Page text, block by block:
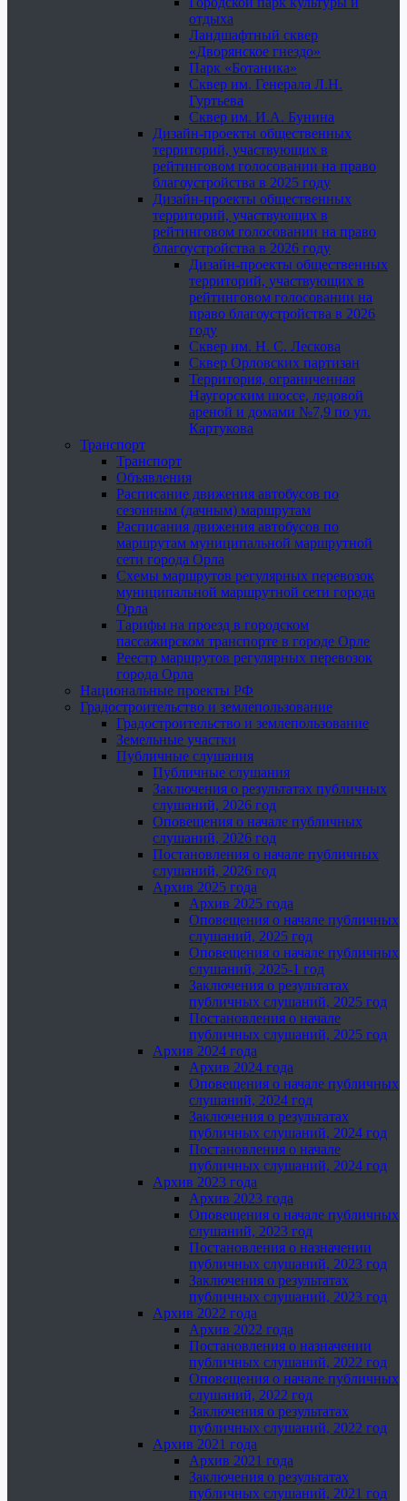
отдыха
Ландшафтный сквер
«Дворянское гнездо»
Парк «Ботаника»
Сквер им. Генерала Л.Н.
Гуртьева
Сквер им. И.А. Бунина
Дизайн-проекты общественных
территорий, участвующих в
рейтинговом голосовании на право
благоустройства в 2025 году
Дизайн-проекты общественных
территорий, участвующих в
рейтинговом голосовании на право
благоустройства в 2026 году
Дизайн-проекты общественных
территорий, участвующих в
рейтинговом голосовании на
право благоустройства в 2026
году
Сквер им. Н. С. Лескова
Сквер Орловских партизан
Территория, ограниченная
Наугорским шоссе, ледовой
ареной и домами №7,9 по ул.
Картукова
Транспорт
Транспорт
Объявления
Расписание движения автобусов по
сезонным (дачным) маршрутам
Расписания движения автобусов по
маршрутам муниципальной маршрутной
сети города Орла
Схемы маршрутов регулярных перевозок
муниципальной маршрутной сети города
Орла
Тарифы на проезд в городском
пассажирском транспорте в городе Орле
Реестр маршрутов регулярных перевозок
города Орла
Национальные проекты РФ
Градостроительство и землепользование
Градостроительство и землепользование
Земельные участки
Публичные слушания
Публичные слушания
Заключения о результатах публичных
слушаний, 2026 год
Оповещения о начале публичных
слушаний, 2026 год
Постановления о начале публичных
слушаний, 2026 год
Архив 2025 года
Архив 2025 года
Оповещения о начале публичных
слушаний, 2025 год
Оповещения о начале публичных
слушаний, 2025-1 год
Заключения о результатах
публичных слушаний, 2025 год
Постановления о начале
публичных слушаний, 2025 год
Архив 2024 года
Архив 2024 года
Оповещения о начале публичных
слушаний, 2024 год
Заключения о результатах
публичных слушаний, 2024 год
Постановления о начале
публичных слушаний, 2024 год
Архив 2023 года
Архив 2023 года
Оповещения о начале публичных
слушаний, 2023 год
Постановления о назначении
публичных слушаний, 2023 год
Заключения о результатах
публичных слушаний, 2023 год
Архив 2022 года
Архив 2022 года
Постановления о назначении
публичных слушаний, 2022 год
Оповещения о начале публичных
слушаний, 2022 год
Заключения о результатах
публичных слушаний, 2022 год
Архив 2021 года
Архив 2021 года
Заключения о результатах
публичных слушаний, 2021 год